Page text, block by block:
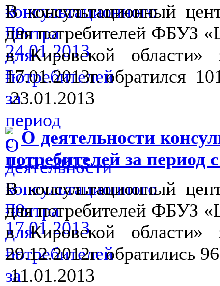
В консультационный
для потребителей ФБУЗ
в Кировской
17.01.2013г. обратился
23.01.2013
О деятельности
потребителей за период
В консультационный
для потребителей ФБУЗ
в Кировской
29.12.2012г. обратились
11.01.2013